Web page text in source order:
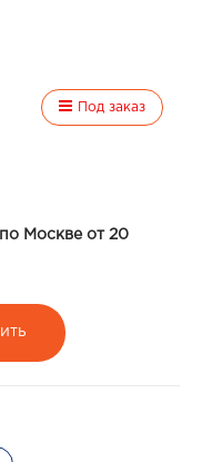
Под заказ
Москве от 20